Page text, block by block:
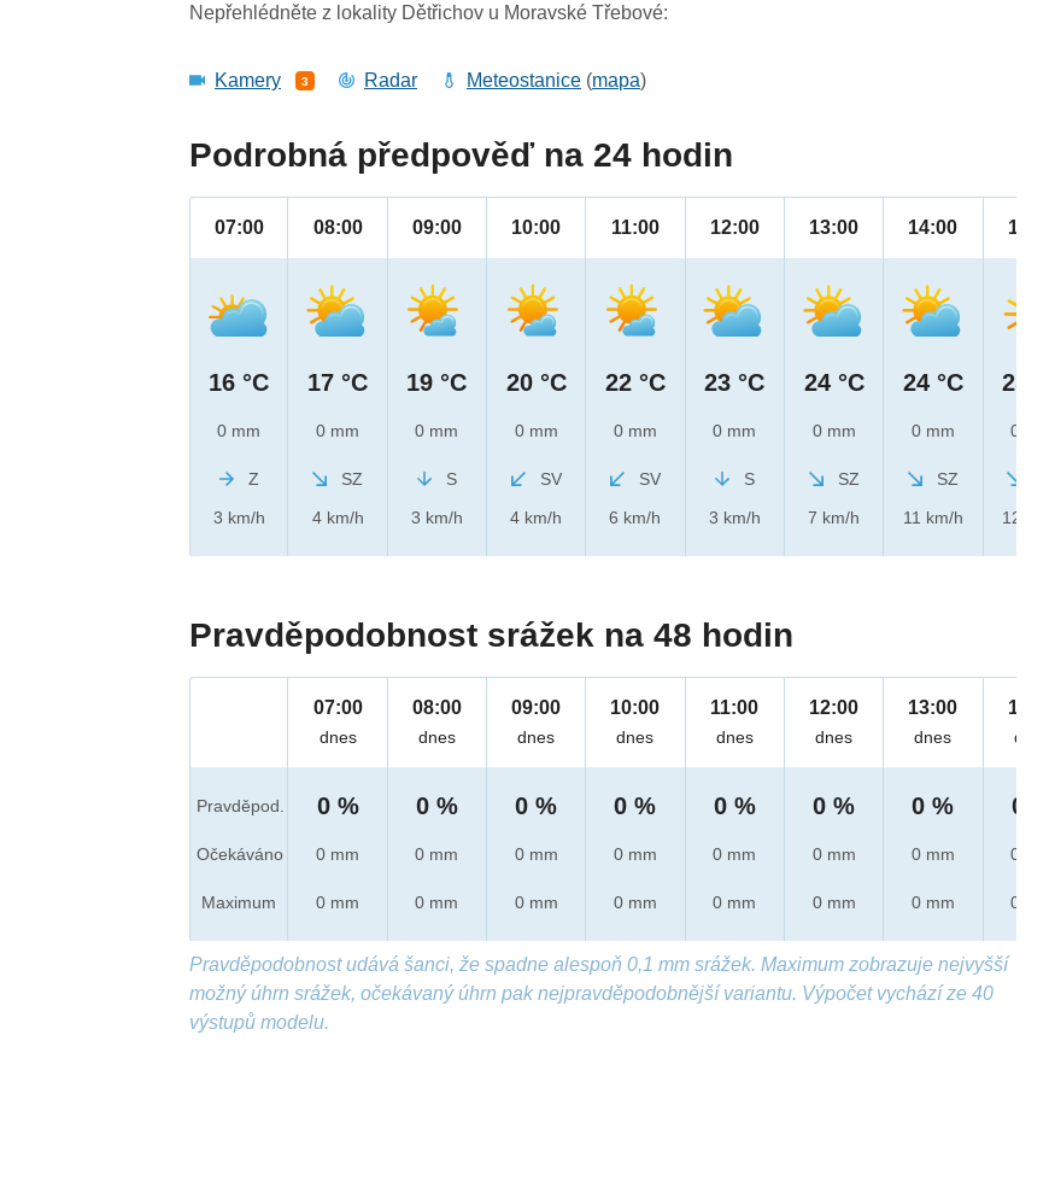
Nepřehlédněte z lokality Dětřichov u Moravské Třebové:
Kamery 3 Radar Meteostanice (mapa)
Podrobná předpověď na 24 hodin
07:00
16 °C
0 mm
Z
3 km/h
08:00
17 °C
0 mm
SZ
4 km/h
09:00
19 °C
0 mm
S
3 km/h
10:00
20 °C
0 mm
SV
4 km/h
11:00
22 °C
0 mm
SV
6 km/h
12:00
23 °C
0 mm
S
3 km/h
13:00
24 °C
0 mm
SZ
7 km/h
14:00
24 °C
0 mm
SZ
11 km/h
15:00
25 °C
0 mm
12 km/h
Pravděpodobnost srážek na 48 hodin
Pravděpod.
Očekáváno
Maximum
07:00
dnes
0 %
0 mm
0 mm
08:00
dnes
0 %
0 mm
0 mm
09:00
dnes
0 %
0 mm
0 mm
10:00
dnes
0 %
0 mm
0 mm
11:00
dnes
0 %
0 mm
0 mm
12:00
dnes
0 %
0 mm
0 mm
13:00
dnes
0 %
0 mm
0 mm
14:00
dnes
0 %
0 mm
0 mm
Pravděpodobnost udává šanci, že spadne alespoň 0,1 mm srážek. Maximum zobrazuje nejvyšší
možný úhrn srážek, očekávaný úhrn pak nejpravděpodobnější variantu. Výpočet vychází ze 40
výstupů modelu.